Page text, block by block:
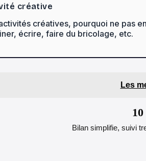
créative
créatives, pourquoi ne pas
écrire, faire du bricolage, etc.
Les
Bilan simplifie, suivi